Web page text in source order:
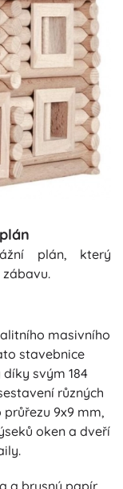
plán, který
masivního
stavebnice
svým 184
různých
9x9 mm,
oken a dveří